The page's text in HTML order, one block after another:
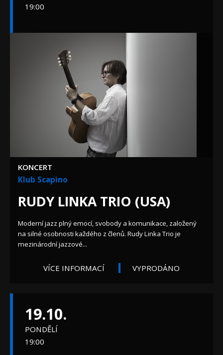
19:00
KONCERT
Klub Scapino
RUDY LINKA TRIO (USA)
Moderní jazz plný emocí, svobody a komunikace, založený
na silné osobnosti každého z členů. Rudy Linka Trio je
mezinárodní jazzové...
VÍCE INFORMACÍ VYPRODÁNO
19.10.
PONDĚLÍ
19:00